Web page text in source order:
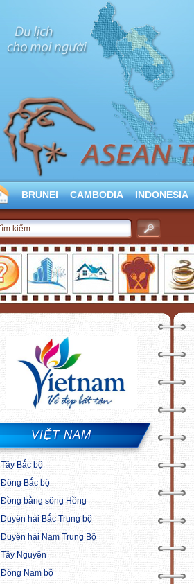
BRUNEI CAMBODIA INDONESIA
VIỆT NAM
Tây Bắc bộ
Đông Bắc bộ
Đồng bằng sông Hồng
Duyên hải Bắc Trung bộ
Duyên hải Nam Trung Bộ
Tây Nguyên
Đông Nam bộ